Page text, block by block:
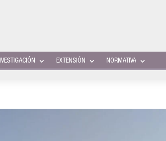
EXTENSIÓN NORMATIVA